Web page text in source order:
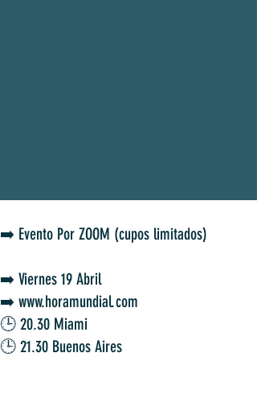
➡️ Evento Por ZOOM (cupos limitados)⁣⁣⁣⁣⁣⁣⁣⁣⁣⁣⁣⁣⁣⁣⁣⁣⁣
⁣⁣➡️ Viernes 19 Abril⁣⁣⁣⁣⁣⁣
➡️ www.horamundial.com
🕒 20.30 Miami⁣⁣⁣
🕒 21.30 Buenos Aires⁣⁣⁣⁣⁣⁣⁣⁣⁣⁣⁣⁣